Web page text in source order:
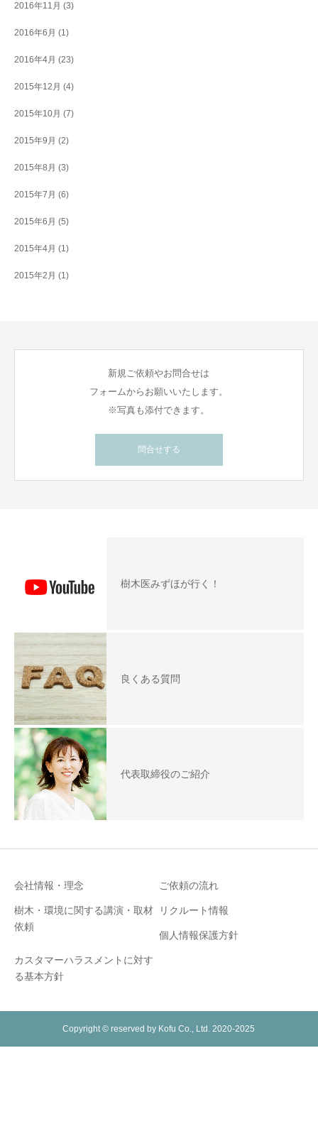
2016年11月 (3)
2016年6月 (1)
2016年4月 (23)
2015年12月 (4)
2015年10月 (7)
2015年9月 (2)
2015年8月 (3)
2015年7月 (6)
2015年6月 (5)
2015年4月 (1)
2015年2月 (1)
新規ご依頼やお問合せは
フォームからお願いいたします。
※写真も添付できます。
問合せする
樹木医みずほが行く！
良くある質問
代表取締役のご紹介
会社情報・理念 ご依頼の流れ
樹木・環境に関する講演・取材
依頼
リクルート情報
個人情報保護方針
カスタマーハラスメントに対す
る基本方針
Copyright © reserved by Kofu Co., Ltd. 2020-2025